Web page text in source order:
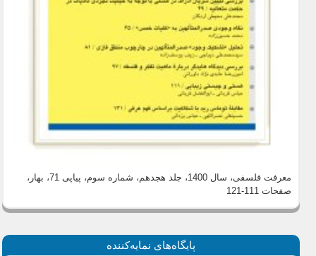
معرفت فلسفی، سال 1400، جلد هجدهم، شماره سوم، پیاپی 71، بهار
،
صفحات 111-121
پايگاه‌های نمايه‌كننده